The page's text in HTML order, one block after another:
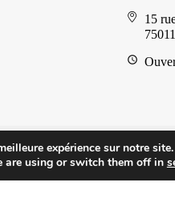
15
expérience sur notre site.
are using or switch them off in